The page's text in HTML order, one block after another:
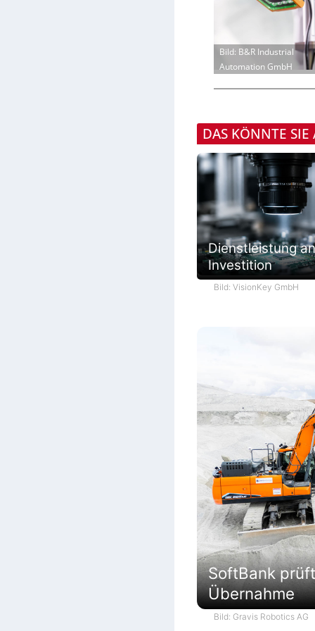
Bild: B&R Industrial
Automation GmbH
DAS KÖNNTE SIE
Dienstleistung
Investition
Bild: VisionKey GmbH
SoftBank
Übernahme
Bild: Gravis Robotics AG